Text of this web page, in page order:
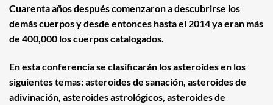
Cuarenta años después comenzaron a descubrirse los
demás cuerpos y desde entonces hasta el 2014 ya eran más
de 400,000 los cuerpos catalogados.
En esta conferencia se clasificarán los asteroides en los
siguientes temas: asteroides de sanación, asteroides de
adivinación, asteroides astrológicos, asteroides de